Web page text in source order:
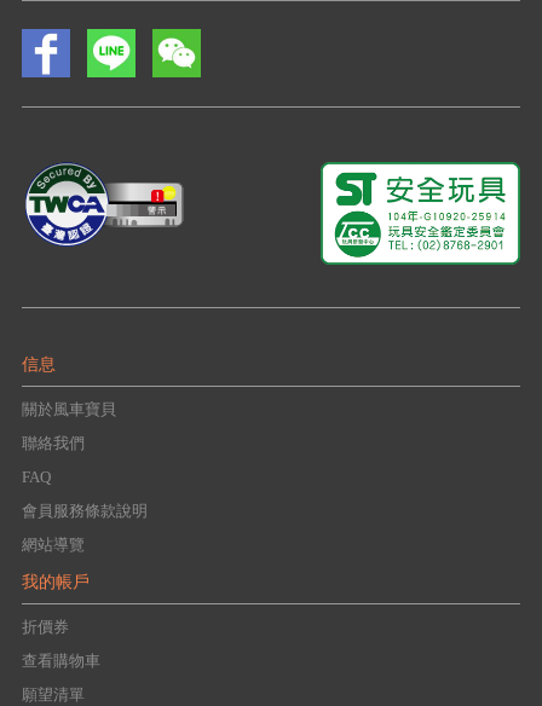
信息
關於風車寶貝
聯絡我們
FAQ
會員服務條款說明
網站導覽
我的帳戶
折價券
查看購物車
願望清單